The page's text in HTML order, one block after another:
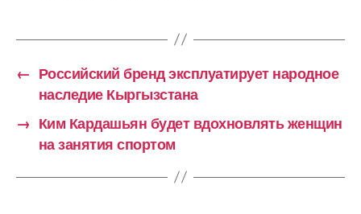
← Российский бренд эксплуатирует народное
наследие Кыргызстана
→ Ким Кардашьян будет вдохновлять женщин
на занятия спортом